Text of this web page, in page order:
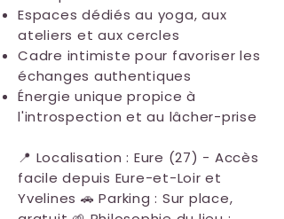
Espaces dédiés au yoga, aux
ateliers et aux cercles
Cadre intimiste pour favoriser les
échanges authentiques
Énergie unique propice à
l'introspection et au lâcher-prise
📍 Localisation : Eure (27) - Accès
facile depuis Eure-et-Loir et
Yvelines 🚗 Parking : Sur place,